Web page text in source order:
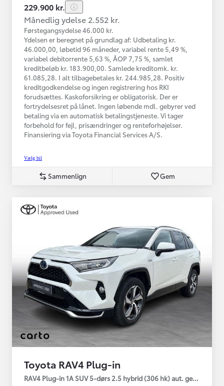
229.900 kr.
Månedlig ydelse 2.552 kr.
Førstegangsydelse 46.000 kr.
Ydelsen er beregnet på grundlag af: Udbetaling kr.
46.000,00, løbetid 96 måneder, variabel rente 5,49 %,
variabel debitorrente 5,63 %, ÅOP 7,75 %, samlet
kreditbeløb kr. 183.900,00. Samlede kreditomk. kr.
61.085,28. I alt tilbagebetales kr. 244.985,28. Positiv
kreditgodkendelse og ingen registrering hos RKI
forudsættes. Kaskoforsikring er obligatorisk. Der er
fortrydelsesret på lånet. Ingen løbende mdl. gebyrer ved
betaling via en automatisk betalingstjeneste. Vi tager
forbehold for fejl, prisændringer og renteforhøjelser.
Finansiering via Toyota Financial Services A/S.
Vælg bil
Sammenlign Gem
Toyota RAV4 Plug-in
RAV4 Plug-in 1A SUV 5-dørs 2.5 hybrid (306 hk) aut. gear AWD-i